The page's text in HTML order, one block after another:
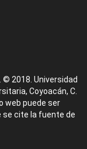
© 2018. Universidad
Coyoacán, C.
web puede ser
se cite la fuente de